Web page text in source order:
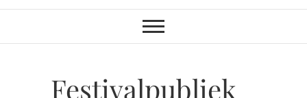
Festivalpubliek